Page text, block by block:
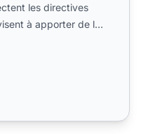
les directives
à apporter de la